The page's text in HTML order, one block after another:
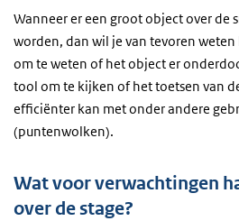
Wanneer er een groot object over de
worden, dan wil je van tevoren
om te weten of het object er
tool om te kijken of het toetsen van
efficiënter kan met onder andere
(puntenwolken).
Wat voor verwachtingen
over de stage?